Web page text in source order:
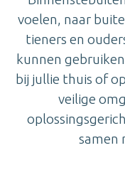
voelen, naar
tieners en
kunnen
bij jullie thuis of
veilige
samen